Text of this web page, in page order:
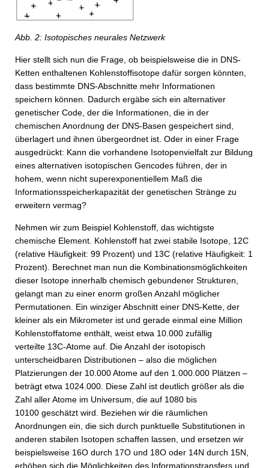
Abb. 2: Isotopisches neurales Netzwerk
Hier stellt sich nun die Frage, ob beispielsweise die in DNS-
Ketten enthaltenen Kohlenstoffisotope dafür sorgen könnten,
dass bestimmte DNS-Abschnitte mehr Informationen
speichern können. Dadurch ergäbe sich ein alternativer
genetischer Code, der die Informationen, die in der
chemischen Anordnung der DNS-Basen gespeichert sind,
überlagert und ihnen übergeordnet ist. Oder in einer Frage
ausgedrückt: Kann die vorhandene Isotopenvielfalt zur Bildung
eines alternativen isotopischen Gencodes führen, der in
hohem, wenn nicht superexponentiellem Maß die
Informationsspeicherkapazität der genetischen Stränge zu
erweitern vermag?
Nehmen wir zum Beispiel Kohlenstoff, das wichtigste
chemische Element. Kohlenstoff hat zwei stabile Isotope, 12C
(relative Häufigkeit: 99 Prozent) und 13C (relative Häufigkeit: 1
Prozent). Berechnet man nun die Kombinationsmöglichkeiten
dieser Isotope innerhalb chemisch gebundener Strukturen,
gelangt man zu einer enorm großen Anzahl möglicher
Permutationen. Ein winziger Abschnitt einer DNS-Kette, der
kleiner als ein Mikrometer ist und gerade einmal eine Million
Kohlenstoffatome enthält, weist etwa 10.000 zufällig
verteilte 13C-Atome auf. Die Anzahl der isotopisch
unterscheidbaren Distributionen – also die möglichen
Platzierungen der 10.000 Atome auf den 1.000.000 Plätzen –
beträgt etwa 1024.000. Diese Zahl ist deutlich größer als die
Zahl aller Atome im Universum, die auf 1080 bis
10100 geschätzt wird. Beziehen wir die räumlichen
Anordnungen ein, die sich durch punktuelle Substitutionen in
anderen stabilen Isotopen schaffen lassen, und ersetzen wir
beispielsweise 16O durch 17O und 18O oder 14N durch 15N,
erhöhen sich die Möglichkeiten des Informationstransfers und